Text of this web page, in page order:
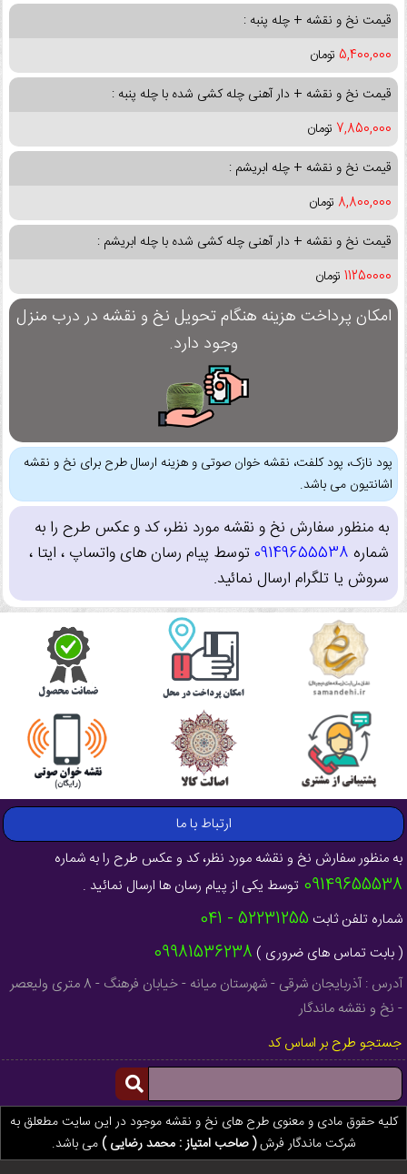
قیمت نخ و نقشه + چله پنبه :
5,400,000 تومان
قیمت نخ و نقشه + دار آهنی چله کشی شده با چله پنبه :
7,850,000 تومان
قیمت نخ و نقشه + چله ابریشم :
8,800,000 تومان
قیمت نخ و نقشه + دار آهنی چله کشی شده با چله ابریشم :
11250000 تومان
امکان پرداخت هزینه هنگام تحویل نخ و نقشه در درب منزل
وجود دارد.
پود نازک، پود کلفت، نقشه خوان صوتی و هزینه ارسال طرح برای نخ و نقشه
اشانتیون می باشد.
به منظور سفارش نخ و نقشه مورد نظر، کد و عکس طرح را به
شماره 09149655538توسط پیام رسان های واتساپ ، ایتا ،
سروش یا تلگرام ارسال نمائید.
ارتباط با ما
به منظور سفارش نخ و نقشه مورد نظر، کد و عکس طرح را به شماره
09149655538 توسط یکی از پیام رسان ها ارسال نمائید .
شماره تلفن ثابت 52231255 - 041
( بابت تماس های ضروری ) 09981536238
آدرس : آذربایجان شرقی - شهرستان میانه - خیابان فرهنگ - 8 متری ولیعصر
- نخ و نقشه ماندگار
جستجو طرح بر اساس کد
کلیه حقوق مادی و معنوی طرح های نخ و نقشه موجود در این سایت مطعلق به
شرکت ماندگار فرش( صاحب امتیاز : محمد رضایی )می باشد.